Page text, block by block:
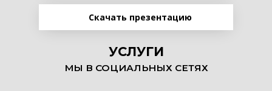
Скачать презентацию
УСЛУГИ
МЫ В СОЦИАЛЬНЫХ СЕТЯХ